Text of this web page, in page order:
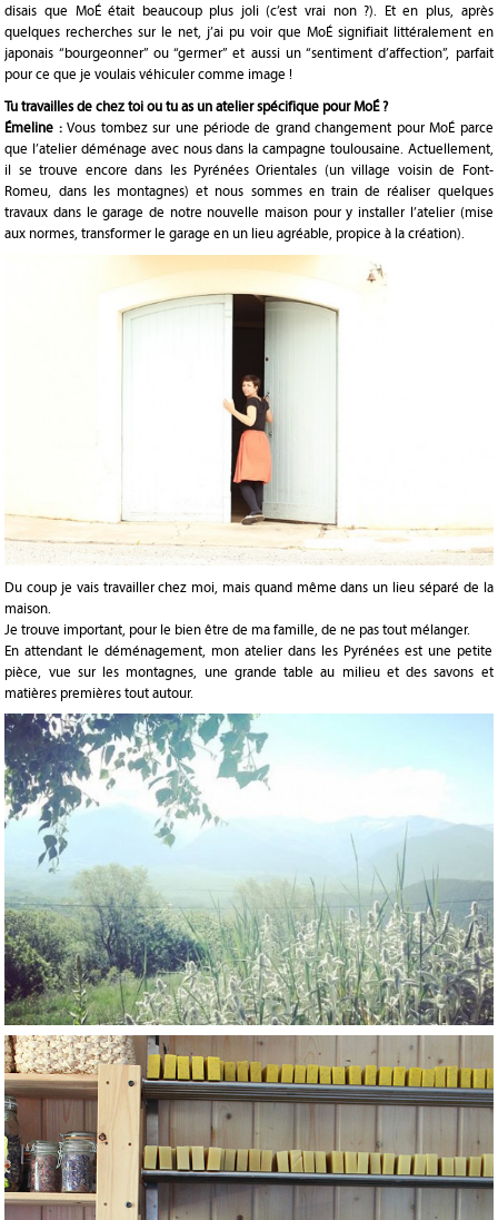
disais que MoÉ était beaucoup plus joli (c’est vrai non ?). Et en plus, après
quelques recherches sur le net, j’ai pu voir que MoÉ signifiait littéralement en
japonais “bourgeonner” ou “germer” et aussi un “sentiment d’affection”, parfait
pour ce que je voulais véhiculer comme image !
Tu travailles de chez toi ou tu as un atelier spécifique pour MoÉ ?
Émeline :Vous tombez sur une période de grand changement pour MoÉ parce
que l’atelier déménage avec nous dans la campagne toulousaine. Actuellement,
il se trouve encore dans les Pyrénées Orientales (un village voisin de Font-
Romeu, dans les montagnes) et nous sommes en train de réaliser quelques
travaux dans le garage de notre nouvelle maison pour y installer l’atelier (mise
aux normes, transformer le garage en un lieu agréable, propice à la création).
Du coup je vais travailler chez moi, mais quand même dans un lieu séparé de la
maison.
Je trouve important, pour le bien être de ma famille, de ne pas tout mélanger.
En attendant le déménagement, mon atelier dans les Pyrénées est une petite
pièce, vue sur les montagnes, une grande table au milieu et des savons et
matières premières tout autour.